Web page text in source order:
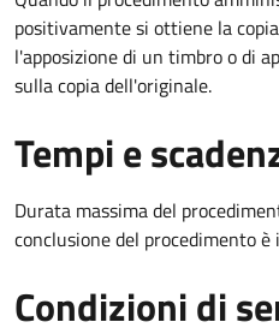
positivamente si ottiene la
l'apposizione di un timbro o di
sulla copia dell'originale.
Tempi e
Durata massima del
conclusione del procedimento è
Condizioni di